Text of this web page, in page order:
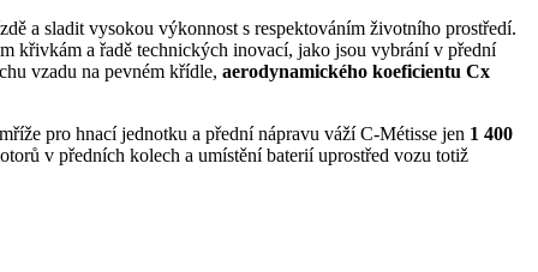
a sladit vysokou výkonnost s respektováním životního prostředí.
křivkám a řadě technických inovací, jako jsou vybrání v přední
vzadu na pevném křídle, aerodynamického koeficientu Cx
pro hnací jednotku a přední nápravu váží C-Métisse jen 1 400
v předních kolech a umístění baterií uprostřed vozu totiž